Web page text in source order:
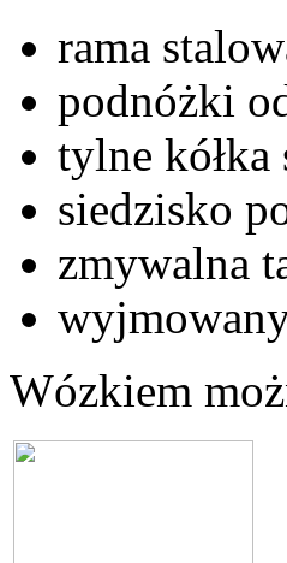
rama
podnóżki
tylne kółka
siedzisko
zmywalna
Wózkiem